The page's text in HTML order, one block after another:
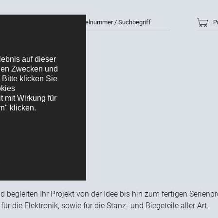
Artikelnummer / Suchbegriff
begleiten Ihr Projekt von der Idee bis hin zum fertigen
die Elektronik, sowie für die Stanz- und Biegeteile aller Art.